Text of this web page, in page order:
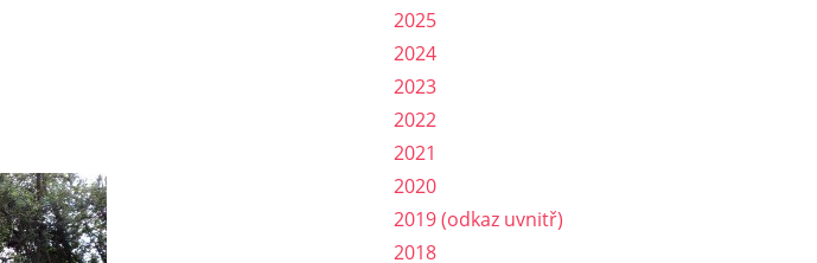
2025
2024
2023
2022
2021
2020
2019 (odkaz uvnitř)
2018